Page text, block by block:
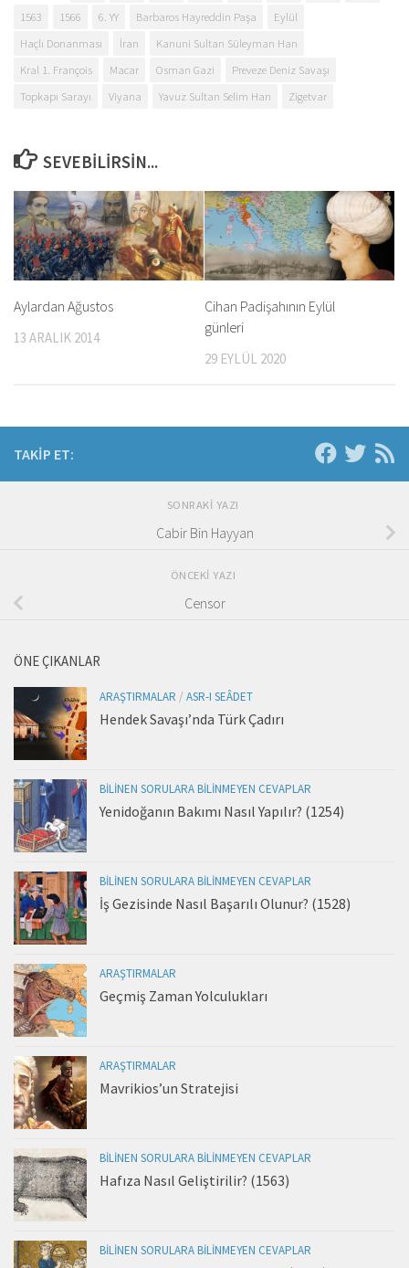
1563
1566 6. YY Barbaros Hayreddin Paşa
Eylül
Haçlı Donanması
İran
Kanuni Sultan Süleyman Han
Kral 1. François
Macar Osman Gazi
Preveze Deniz Savaşı
Topkapı Sarayı
Viyana Yavuz Sultan Selim Han Zigetvar
SEVEBILIRSIN...
Aylardan Ağustos
13 ARALIK 2014
Cihan Padişahının Eylül
günleri
29 EYLÜL 2020
TAKIP ET:
SONRAKI YAZI
Cabir Bin Hayyan
ÖNCEKI YAZI
Censor
ÖNE ÇIKANLAR
ARAŞTIRMALAR / ASR-I SEÂDET
Hendek Savaşı’nda Türk Çadırı
BILINEN SORULARA BILINMEYEN CEVAPLAR
Yenidoğanın Bakımı Nasıl Yapılır? (1254)
BILINEN SORULARA BILINMEYEN CEVAPLAR
İş Gezisinde Nasıl Başarılı Olunur? (1528)
ARAŞTIRMALAR
Geçmiş Zaman Yolculukları
ARAŞTIRMALAR
Mavrikios’un Stratejisi
BILINEN SORULARA BILINMEYEN CEVAPLAR
Hafıza Nasıl Geliştirilir? (1563)
BILINEN SORULARA BILINMEYEN CEVAPLAR